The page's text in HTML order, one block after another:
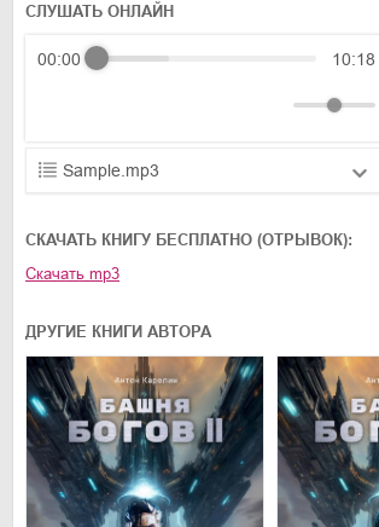
СЛУШАТЬ ОНЛАЙН
00:00 10:18
Sample.mp3
20:50
CКАЧАТЬ КНИГУ БЕСПЛАТНО (ОТРЫВОК):
Скачать mp3
ДРУГИЕ КНИГИ АВТОРА